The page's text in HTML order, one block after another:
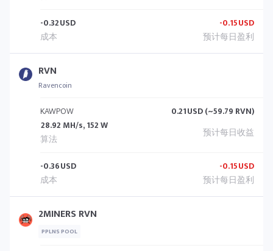
-0.32USD -0.15USD
RVN
Ravencoin
KAWPOW
28.92 MH/s, 152 W
0.21USD (~59.79 RVN)
-0.36USD -0.15USD
2MINERS RVN
PPLNS POOL